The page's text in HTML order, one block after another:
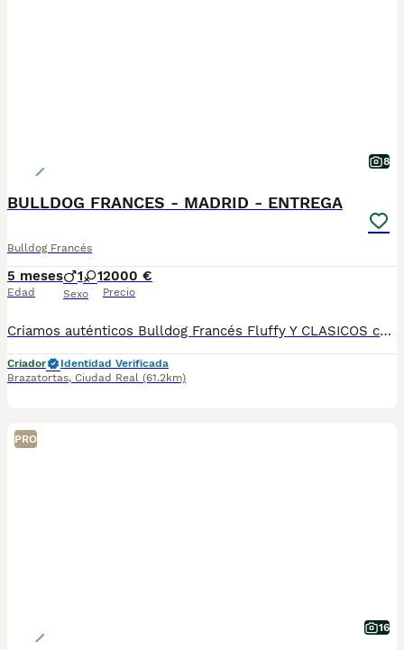
8
BULLDOG FRANCES - MADRID - ENTREGA
Bulldog Francés
5 meses
Edad
1 1
Sexo
2000 €
Precio
Criamos auténticos Bulldog Francés Fluffy Y CLASICOS con una de las mejores selecciones genéticas de Europa. ✅ Morfologías excepcionales. ✅ Carácter equilibrado y sociable. ✅ Informe de valoración emitido por un juez oficial de la raza. ✅ Revisados veterinariamente, vacunados, desparasitados, con microchip y documentación al día. La experiencia va mucho más allá del cachorro: 🚚 Entrega en la puerta de tu casa en toda España. 💳 Pago 100% contra reembolso (sin adelantar ni un euro). 🎁 Se entrega con transportín, empapadores, kit de bienvenida y todo lo necesario para sus primeros días610864702
Criador
Identidad Verificada
Brazatortas, Ciudad Real (61.2km)
PRO
16